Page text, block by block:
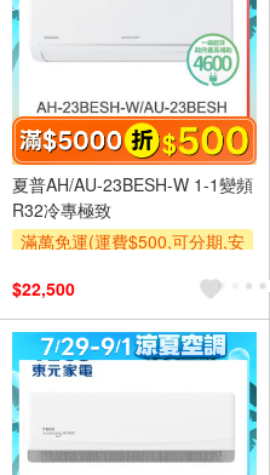
夏普AH/AU-23BESH-W 1-1變頻
R32冷專極致
滿萬免運(運費$500,可分期,安
及使用6期以上分期0利率,需付
基本安裝運費)
滿額折$500
$22,500